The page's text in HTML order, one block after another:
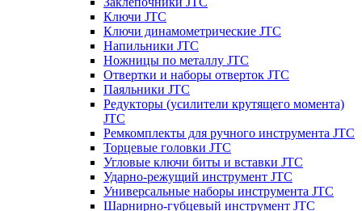
Ключи JTC
Ключи динамометрические JTC
Напильники JTC
Ножницы по металлу JTC
Отвертки и наборы отверток JTC
Паяльники JTC
Редукторы (усилители крутящего момента)
JTC
Ремкомплекты для ручного инструмента JTC
Торцевые головки JTC
Угловые ключи биты и вставки JTC
Ударно-режущий инструмент JTC
Универсальные наборы инструмента JTC
Шарнирно-губцевый инструмент JTC